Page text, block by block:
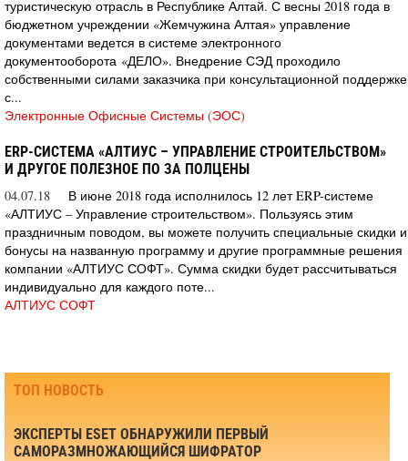
туристическую отрасль в Республике Алтай. С весны 2018 года в
бюджетном учреждении «Жемчужина Алтая» управление
документами ведется в системе электронного
документооборота «ДЕЛО». Внедрение СЭД проходило
собственными силами заказчика при консультационной поддержке
с...
Электронные Офисные Системы (ЭОС)
ERP-СИСТЕМА «АЛТИУС – УПРАВЛЕНИЕ СТРОИТЕЛЬСТВОМ»
И ДРУГОЕ ПОЛЕЗНОЕ ПО ЗА ПОЛЦЕНЫ
04.07.18
В июне 2018 года исполнилось 12 лет ERP-системе
«АЛТИУС – Управление строительством». Пользуясь этим
праздничным поводом, вы можете получить специальные скидки и
бонусы на названную программу и другие программные решения
компании «АЛТИУС СОФТ». Сумма скидки будет рассчитываться
индивидуально для каждого поте...
АЛТИУС СОФТ
ТОП НОВОСТЬ
ЭКСПЕРТЫ ESET ОБНАРУЖИЛИ ПЕРВЫЙ
САМОРАЗМНОЖАЮЩИЙСЯ ШИФРАТОР